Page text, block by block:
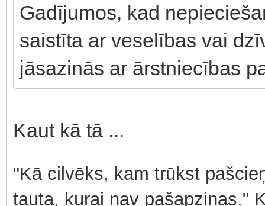
Gadījumos, kad
saistīta ar veselības vai
jāsazinās ar ārstniecības
Kaut kā tā ...
"Kā cilvēks, kam trūkst
tauta, kurai nav pašapziņas."